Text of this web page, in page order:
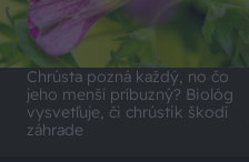
Chrústa pozná každý, no čo
jeho menší príbuzný? Biológ
vysvetľuje, či chrústik škodí
záhrade